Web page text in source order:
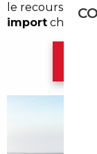
le recours à un
import change